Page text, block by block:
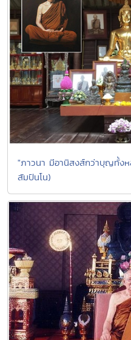
"ภาวนา มีอานิสงส์กว่าบุญทั้
สัมปันโน)